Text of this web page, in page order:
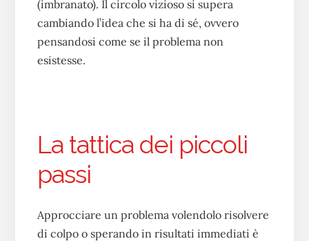
(imbranato). Il circolo vizioso si supera
cambiando l’idea che si ha di sé, ovvero
pensandosi come se il problema non
esistesse.
La tattica dei piccoli
passi
Approcciare un problema volendolo risolvere
di colpo o sperando in risultati immediati è